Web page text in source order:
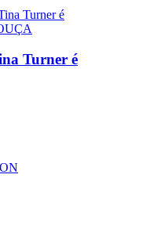
Turner é